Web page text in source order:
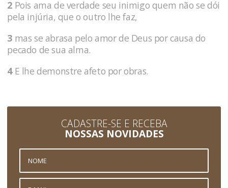
2 Pois ama de verdade seu inimigo quem não se dói
pela injúria, que o outro lhe faz,
3 mas se abrasa pelo amor de Deus por causa do
pecado de sua alma.
4E lhe demonstre afeto por obras.
CADASTRE-SE E RECEBA
NOSSAS NOVIDADES